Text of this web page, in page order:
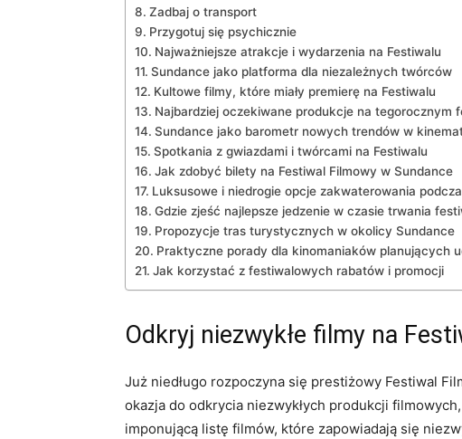
Zadbaj o transport
Przygotuj się psychicznie
Najważniejsze atrakcje i wydarzenia na Festiwalu
Sundance jako platforma dla niezależnych twórców
Kultowe filmy, które miały premierę na Festiwalu
Najbardziej oczekiwane produkcje na tegorocznym
Sundance jako barometr nowych trendów w
Spotkania z gwiazdami i twórcami na Festiwalu
Jak zdobyć bilety na Festiwal Filmowy w Sundance
Luksusowe i niedrogie opcje zakwaterowania
Gdzie zjeść najlepsze jedzenie w czasie trwania
Propozycje tras turystycznych w okolicy Sundance
Praktyczne porady dla kinomaniaków planujących
Jak korzystać z festiwalowych rabatów i promocji
Odkryj niezwykłe filmy na
Już niedługo rozpoczyna się prestiżowy Festiwal
okazja do odkrycia niezwykłych produkcji
imponującą listę filmów, które zapowiadają się